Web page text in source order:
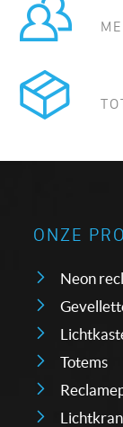
ONZE
Neon
Totems